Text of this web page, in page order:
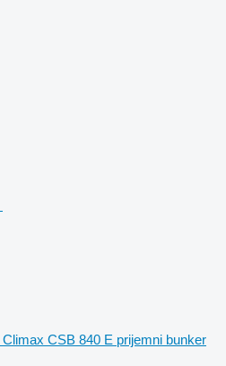
Climax CSB 840 E prijemni bunker